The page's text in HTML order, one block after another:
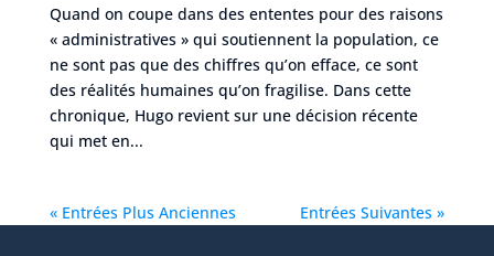
Quand on coupe dans des ententes pour des raisons
« administratives » qui soutiennent la population, ce
ne sont pas que des chiffres qu’on efface, ce sont
des réalités humaines qu’on fragilise. Dans cette
chronique, Hugo revient sur une décision récente
qui met en...
« Entrées Plus Anciennes Entrées Suivantes »